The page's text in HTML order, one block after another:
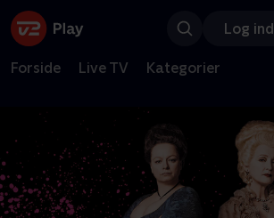
Log ind
Forside Live TV Kategorier